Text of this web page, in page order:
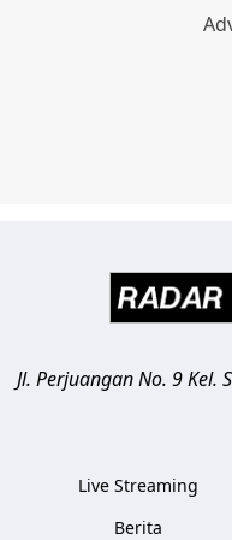
Jl. Perjuangan No. 9 Kel.
Live Streaming
Berita